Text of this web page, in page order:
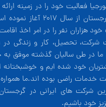
فعالیت خود را در زمینه
در کشور گرجستان از
هزاران نفر را در امر اخذ
شرکت، تحصیل، کار و زندگی
در طی سالیان گذشته موفق به
خود شده ایم و خوشبختانه
خدمات راضی بوده اند.ما
شرکت های ایرانی در
خود باشیم.